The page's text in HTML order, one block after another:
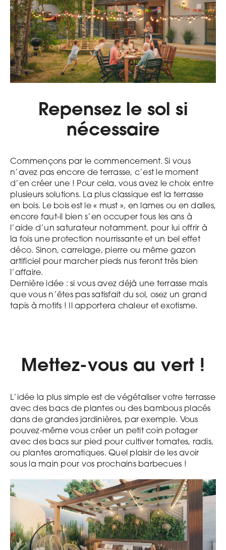
Repensez le sol si
nécessaire
Commençons par le commencement. Si vous
n’avez pas encore de terrasse, c’est le moment
d’en créer une ! Pour cela, vous avez le choix entre
plusieurs solutions. La plus classique est la terrasse
en bois. Le bois est le « must », en lames ou en dalles,
encore faut-il bien s’en occuper tous les ans à
l’aide d’un saturateur notamment, pour lui offrir à
la fois une protection nourrissante et un bel effet
déco. Sinon, carrelage, pierre ou même gazon
artificiel pour marcher pieds nus feront très bien
l’affaire.
Dernière idée : si vous avez déjà une terrasse mais
que vous n’êtes pas satisfait du sol, osez un grand
tapis à motifs ! Il apportera chaleur et exotisme.
Mettez-vous au vert !
L’idée la plus simple est de végétaliser votre terrasse
avec des bacs de plantes ou des bambous placés
dans de grandes jardinières, par exemple. Vous
pouvez-même vous créer un petit coin potager
avec des bacs sur pied pour cultiver tomates, radis,
ou plantes aromatiques. Quel plaisir de les avoir
sous la main pour vos prochains barbecues !